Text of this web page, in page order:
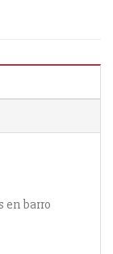
en barro